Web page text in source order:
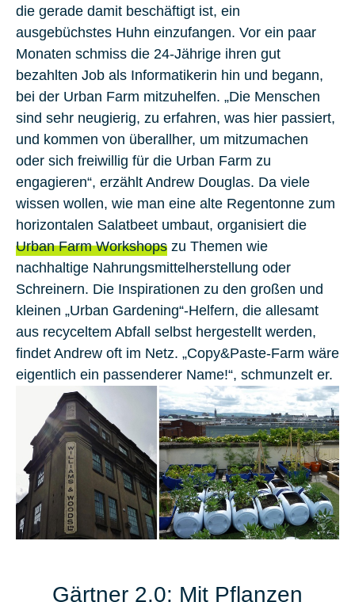
die gerade damit beschäftigt ist, ein
ausgebüchstes Huhn einzufangen. Vor ein paar
Monaten schmiss die 24-Jährige ihren gut
bezahlten Job als Informatikerin hin und begann,
bei der Urban Farm mitzuhelfen. „Die Menschen
sind sehr neugierig, zu erfahren, was hier passiert,
und kommen von überallher, um mitzumachen
oder sich freiwillig für die Urban Farm zu
engagieren“, erzählt Andrew Douglas. Da viele
wissen wollen, wie man eine alte Regentonne zum
horizontalen Salatbeet umbaut, organisiert die
Urban Farm Workshops zu Themen wie
nachhaltige Nahrungsmittelherstellung oder
Schreinern. Die Inspirationen zu den großen und
kleinen „Urban Gardening“-Helfern, die allesamt
aus recyceltem Abfall selbst hergestellt werden,
findet Andrew oft im Netz. „Copy&Paste-Farm wäre
eigentlich ein passenderer Name!“, schmunzelt er.
Gärtner 2.0: Mit Pflanzen